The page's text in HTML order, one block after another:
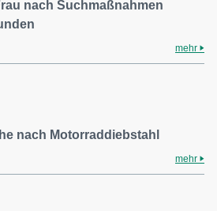
nach Suchmaßnahmen
mehr
nach Motorraddiebstahl
mehr